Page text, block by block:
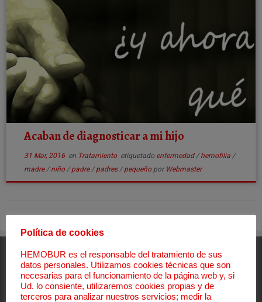
Acaban de diagnosticar a mi hijo
31 Mar, 2016en Tratamiento etiquetado enfermedad/hemofilia /
madre/niño /padre/padres/pequeño por Webmaster
Aviso Legal
Política de Privacidad
Política de cookies
HEMOBUR es el responsable del tratamiento de sus
datos personales. Utilizamos cookies técnicas que son
necesarias para el funcionamiento de la página web y, si
Ud. lo consiente, utilizaremos cookies propias y de
terceros para analizar nuestros servicios; medir la